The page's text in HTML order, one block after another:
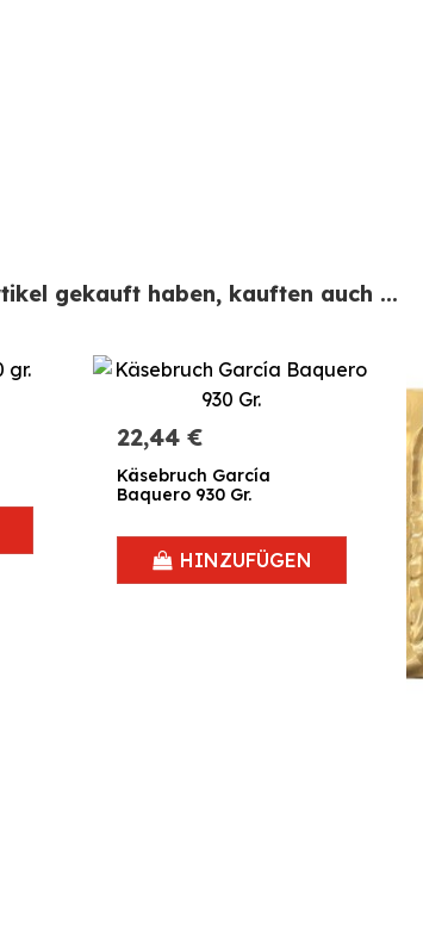
gekauft haben, kauften auch ...
22,44 €
Käsebruch García
Baquero 930 Gr.
HINZUFÜGEN